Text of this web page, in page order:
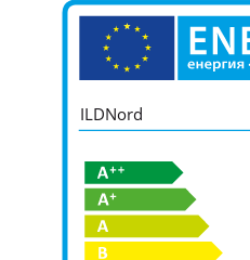
ILDNord